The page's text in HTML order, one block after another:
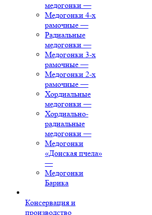
медогонки —
Медогонки 4-х
рамочные —
Радиальные
медогонки —
Медогонки 3-х
рамочные —
Медогонки 2-х
рамочные —
Хордиальные
медогонки —
Хордиально-
радиальные
медогонки —
Медогонки
«Донская пчела»
—
Медогонки
Барика
Консервация и
производство